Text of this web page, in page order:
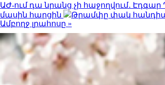
ԱԺ-ում դա նրանց չի հաջողվում․
մասին հարցին
Թրամփը փակ
Ամբողջ լրահոսը »